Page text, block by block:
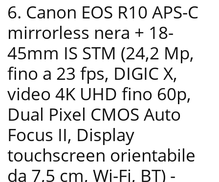
6. Canon EOS R10 APS-C
mirrorless nera + 18-
45mm IS STM (24,2 Mp,
fino a 23 fps, DIGIC X,
video 4K UHD fino 60p,
Dual Pixel CMOS Auto
Focus II, Display
touchscreen orientabile
da 7,5 cm, Wi-Fi, BT) -